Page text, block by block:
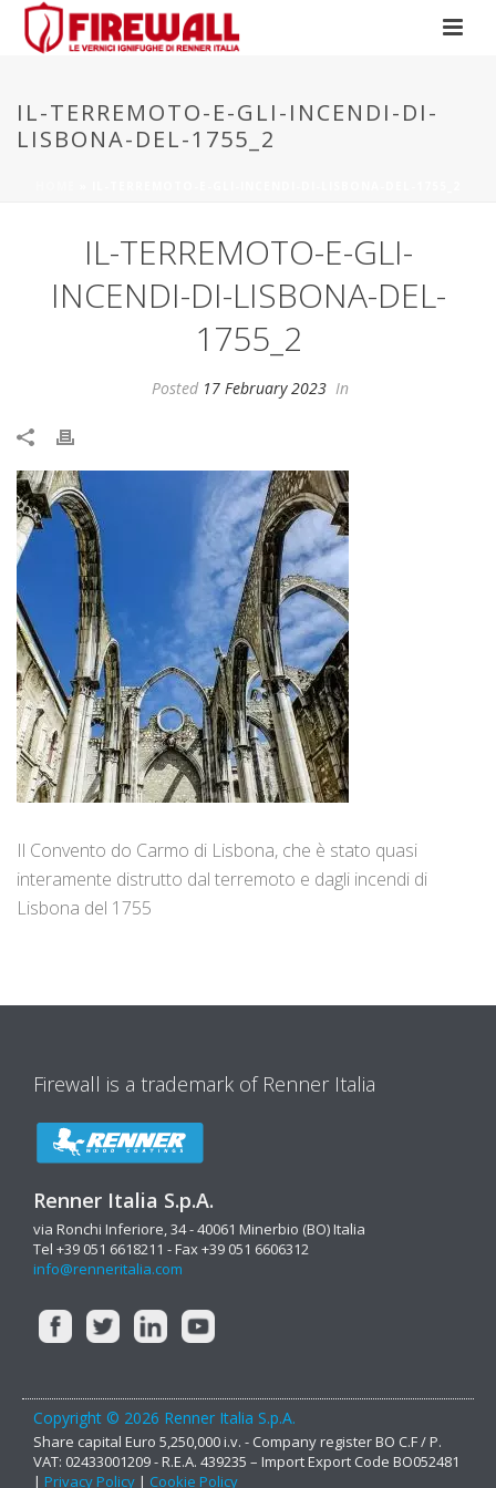
IL-TERREMOTO-E-GLI-INCENDI-DI-
LISBONA-DEL-1755_2
IL-TERREMOTO-E-GLI-
INCENDI-DI-LISBONA-DEL-
1755_2
Posted 17 February 2023 In
Il Convento do Carmo di Lisbona, che è stato quasi
interamente distrutto dal terremoto e dagli incendi di
Lisbona del 1755
Firewall is a trademark of Renner Italia
Renner Italia S.p.A.
via Ronchi Inferiore, 34 - 40061 Minerbio (BO) Italia
Tel +39 051 6618211 - Fax +39 051 6606312
info@renneritalia.com
Copyright © 2026 Renner Italia S.p.A.
Share capital Euro 5,250,000 i.v. - Company register BO C.F / P.
VAT: 02433001209 - R.E.A. 439235 – Import Export Code BO052481
| Privacy Policy | Cookie Policy